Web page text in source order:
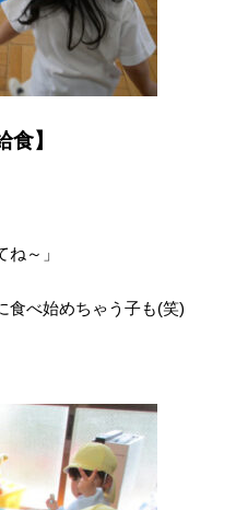
食】
～」
食べ始めちゃう子も(笑)